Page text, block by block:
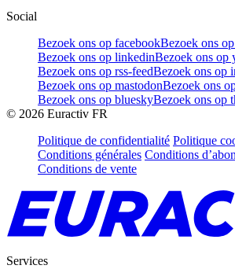
Social
Bezoek ons op facebookBezoek ons
Bezoek ons op linkedinBezoek ons op
Bezoek ons op rss-feedBezoek ons op
Bezoek ons op mastodonBezoek ons
Bezoek ons op blueskyBezoek ons op
© 2026 Euractiv FR
Politique de confidentialité Politique
Conditions générales Conditions
Conditions de vente
Services